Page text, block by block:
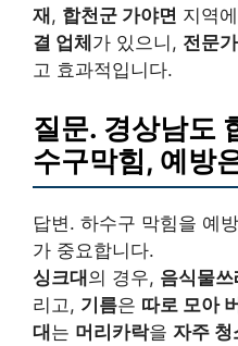
재 , 합천군 가야면 지역
결 업체 가 있으니, 전문가
고 효과적입니다.
질문. 경상남도
수구막힘, 예방
답변. 하수구 막힘을 예
가 중요합니다.
싱크대의 경우, 음식물쓰
리고, 기름은 따로 모아
대는 머리카락을 자주 청